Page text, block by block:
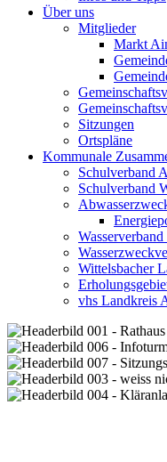
Über uns
Mitglieder
Markt
Sitzungen
Ortspläne
Kommunale
Schulverband
Schulverband
Wittelsbacher
vhs Landkreis